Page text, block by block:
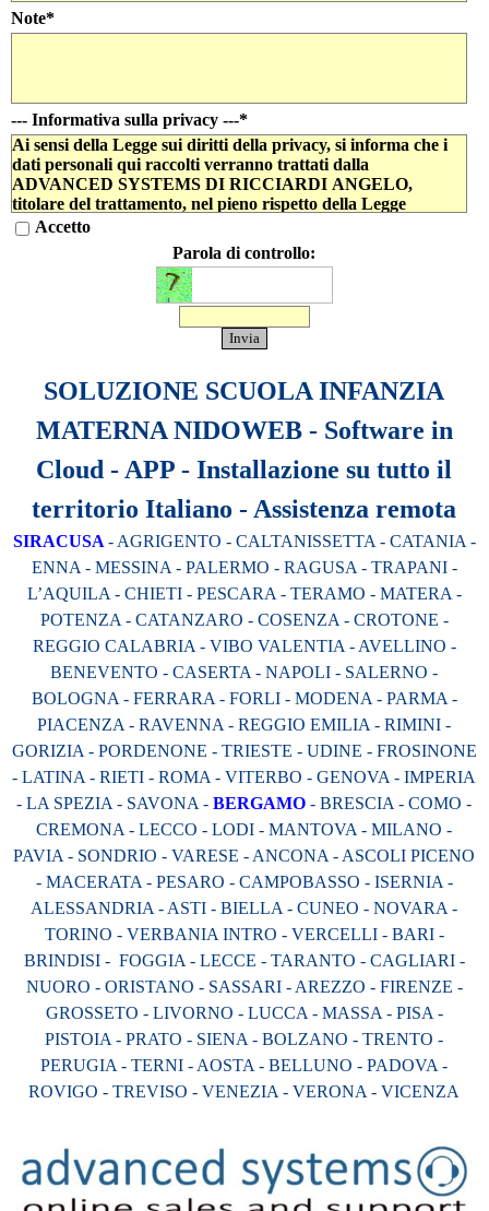
Note*
--- Informativa sulla privacy ---*
Ai sensi della Legge sui diritti della privacy, si informa che i
dati personali qui raccolti verranno trattati dalla
ADVANCED SYSTEMS DI RICCIARDI ANGELO,
titolare del trattamento, nel pieno rispetto della Legge
196/2003 per finalità strettamente connesse e strumentali alla
gestione dei rapporti con l'interessato, nonché per finalità
inerenti l'attività dell'azienda quali: analisi di mercato, analisi
statistiche, promozione e offerta dei prodotti e dei servizi
dell'azienda, informazione e inviti.
Accetto
Parola di controllo:
SOLUZIONE SCUOLA INFANZIA
MATERNA NIDOWEB - Software in
Cloud - APP - Installazione su tutto il
territorio Italiano - Assistenza remota
SIRACUSA - AGRIGENTO - CALTANISSETTA - CATANIA -
ENNA - MESSINA - PALERMO - RAGUSA - TRAPANI -
L’AQUILA - CHIETI - PESCARA - TERAMO - MATERA -
POTENZA - CATANZARO - COSENZA - CROTONE -
REGGIO CALABRIA - VIBO VALENTIA - AVELLINO -
BENEVENTO - CASERTA - NAPOLI - SALERNO -
BOLOGNA - FERRARA - FORLI - MODENA - PARMA -
PIACENZA - RAVENNA - REGGIO EMILIA - RIMINI -
GORIZIA - PORDENONE - TRIESTE - UDINE - FROSINONE
- LATINA - RIETI - ROMA - VITERBO - GENOVA - IMPERIA
- LA SPEZIA - SAVONA -BERGAMO - BRESCIA - COMO -
CREMONA - LECCO - LODI - MANTOVA - MILANO -
PAVIA - SONDRIO - VARESE - ANCONA - ASCOLI PICENO
- MACERATA - PESARO - CAMPOBASSO - ISERNIA -
ALESSANDRIA - ASTI - BIELLA - CUNEO - NOVARA -
TORINO - VERBANIA INTRO - VERCELLI - BARI -
BRINDISI - FOGGIA - LECCE - TARANTO - CAGLIARI -
NUORO - ORISTANO - SASSARI - AREZZO - FIRENZE -
GROSSETO - LIVORNO - LUCCA - MASSA - PISA -
PISTOIA - PRATO - SIENA - BOLZANO - TRENTO -
PERUGIA - TERNI - AOSTA - BELLUNO - PADOVA -
ROVIGO - TREVISO - VENEZIA - VERONA - VICENZA